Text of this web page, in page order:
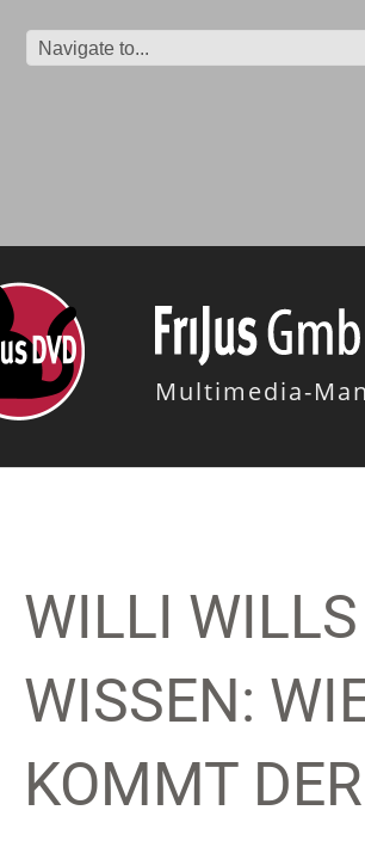
Multimedia-
WILLI WILLS
WISSEN:
KOMMT